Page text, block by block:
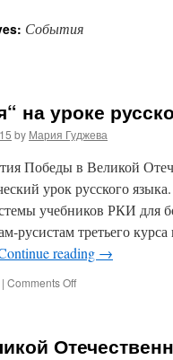
События
на уроке
by Мария Гуджева
Победы в Великой
урок русского
учебников РКИ для
русистам третьего
reading →
| Comments Offon
уроке